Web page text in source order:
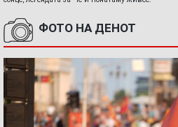
ФОТО НА ДЕНОТ